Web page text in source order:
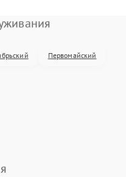
Первомайский